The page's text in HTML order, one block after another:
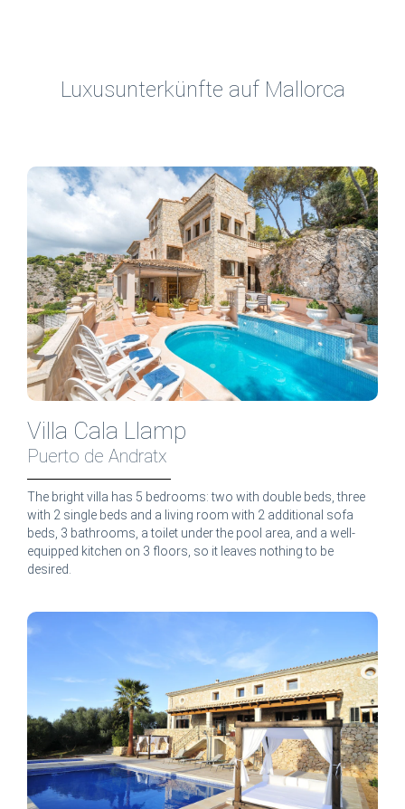
Luxusunterkünfte auf Mallorca
Villa Cala Llamp
Puerto de Andratx
The bright villa has 5 bedrooms: two with double beds, three
with 2 single beds and a living room with 2 additional sofa
beds, 3 bathrooms, a toilet under the pool area, and a well-
equipped kitchen on 3 floors, so it leaves nothing to be
desired.